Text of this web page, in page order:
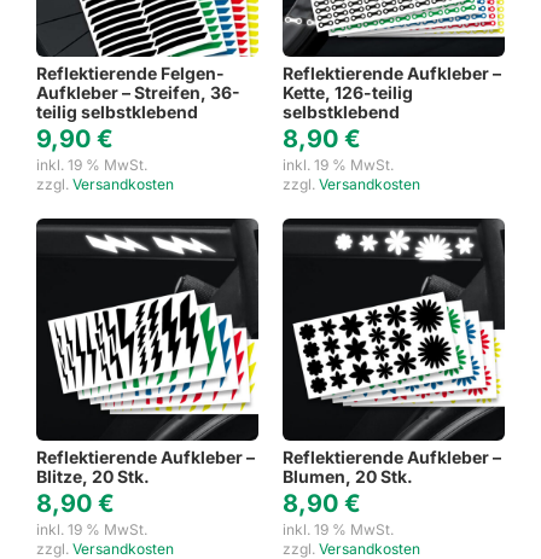
Reflektierende Felgen-
Aufkleber – Streifen, 36-
teilig selbstklebend
9,90 €
inkl. 19 % MwSt.
zzgl. Versandkosten
Reflektierende Aufkleber –
Kette, 126-teilig
selbstklebend
8,90 €
inkl. 19 % MwSt.
zzgl. Versandkosten
Reflektierende Aufkleber –
Blitze, 20 Stk.
8,90 €
inkl. 19 % MwSt.
zzgl. Versandkosten
Reflektierende Aufkleber –
Blumen, 20 Stk.
8,90 €
inkl. 19 % MwSt.
zzgl. Versandkosten